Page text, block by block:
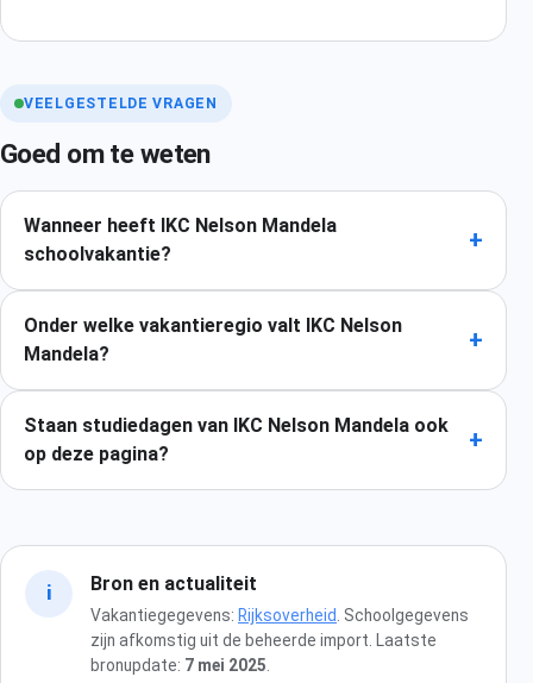
VEELGESTELDE VRAGEN
Goed om te weten
Wanneer heeft IKC Nelson Mandela
schoolvakantie?
+
Onder welke vakantieregio valt IKC Nelson
Mandela?
+
Staan studiedagen van IKC Nelson Mandela ook
op deze pagina?
+
i Bron en actualiteit
Vakantiegegevens: Rijksoverheid . Schoolgegevens
zijn afkomstig uit de beheerde import. Laatste
bronupdate: 7 mei 2025